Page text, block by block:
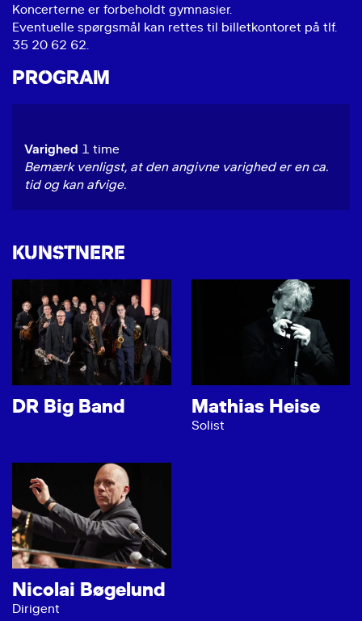
Koncerterne er forbeholdt gymnasier.
Eventuelle spørgsmål kan rettes til billetkontoret på tlf.
35 20 62 62.
PROGRAM
Varighed 1 time
Bemærk venligst, at den angivne varighed er en ca.
tid og kan afvige.
KUNSTNERE
DR Big Band Mathias Heise
Solist
Nicolai Bøgelund
Dirigent